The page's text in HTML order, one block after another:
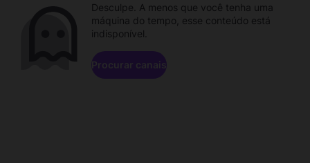
Desculpe. A menos que você tenha uma
máquina do tempo, esse conteúdo está
indisponível.
Procurar canais